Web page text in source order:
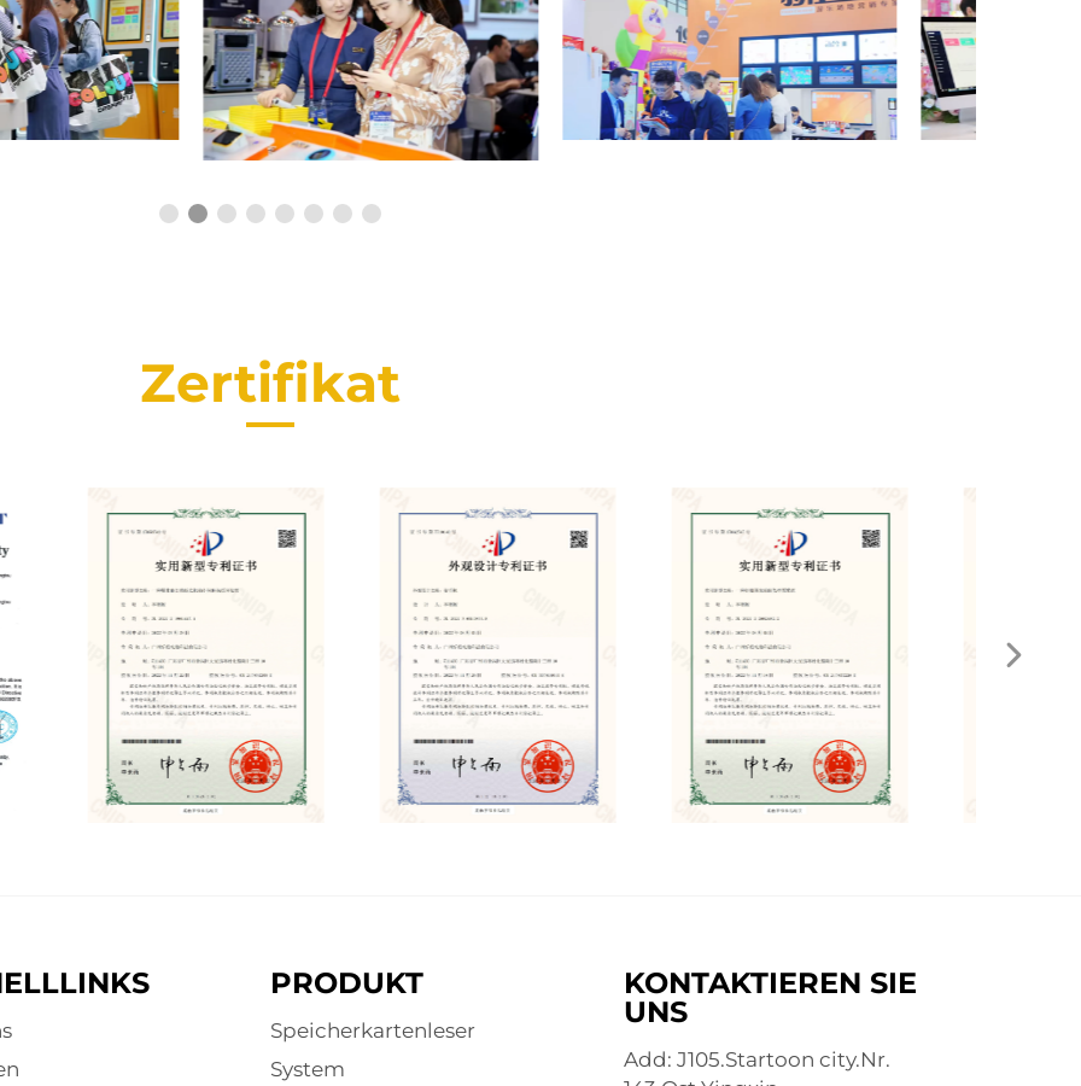
Zertifikat
PRODUKT
Speicherkartenleser
System
KONTAKTIEREN SIE
UNS
Add: J105.Startoon city.Nr.